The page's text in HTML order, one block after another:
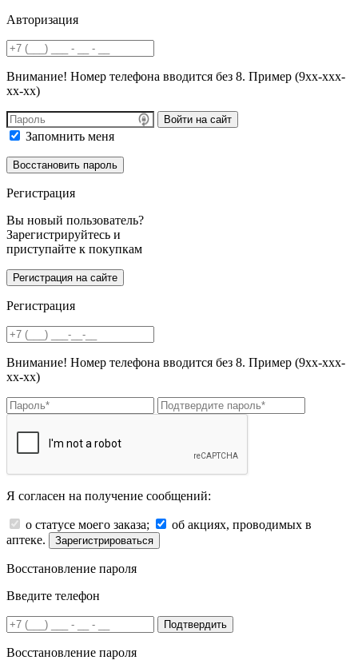
Авторизация
Внимание! Номер телефона вводится без 8. Пример (9хх-ххх-
хх-хх)
Войти на сайт
Запомнить меня
Регистрация
Вы новый пользователь?
Зарегистрируйтесь и
приступайте к покупкам
Регистрация
Внимание! Номер телефона вводится без 8. Пример (9хх-ххх-
хх-хх)
Я согласен на получение сообщений:
о статусе моего заказа;
об акциях, проводимых в
аптеке.
Зарегистрироваться
Восстановление пароля
Введите телефон
Подтвердить
Восстановление пароля